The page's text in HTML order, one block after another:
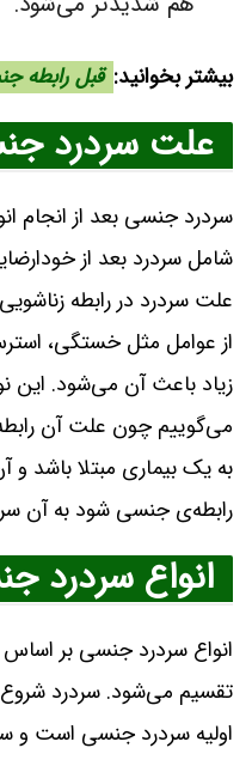
بیشتر بخوانید: قبل رابطه
علت سردرد
سردرد جنسی بعد از انجام
شامل سردرد بعد از
علت سردرد در رابطه
از عوامل مثل خستگی،
زیاد باعث آن می‌شود. این
می‌گوییم چون علت آن
به یک بیماری مبتلا باشد
رابطه‌ی جنسی شود به آن
انواع سردرد
انواع سردرد جنسی بر
تقسیم می‌شود. سردرد شروع
اولیه سردرد جنسی است و